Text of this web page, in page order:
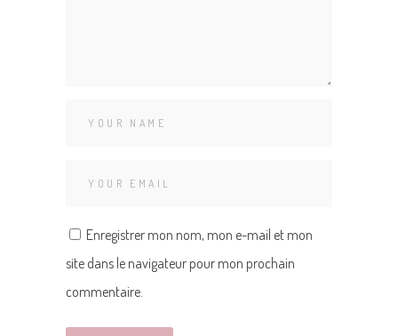
Enregistrer mon nom, mon e-mail et mon
site dans le navigateur pour mon prochain
commentaire.